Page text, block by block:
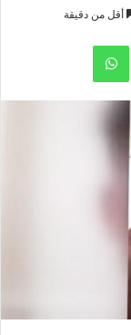
أقل من دقيقة
واتساب